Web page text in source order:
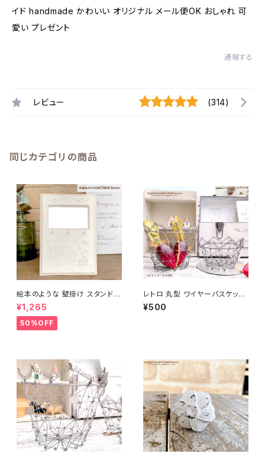
イド handmade かわいい オリジナル メール便OK おしゃれ 可
愛い プレゼント
通報する
レビュー (314)
同じカテゴリの商品
絵本のような 壁掛け スタンド両
用 鏡付きフックハンガー OEUV
RE
¥1,265
50%OFF
レトロ 丸型 ワイヤーバスケット
M
¥500